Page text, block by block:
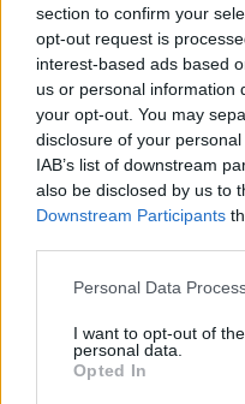
section to confirm your
opt-out request is
interest-based ads based
us or personal information
your opt-out. You may
disclosure of your
IAB’s list of downstream
also be disclosed by us to
Downstream Participants
Personal Data
I want to opt-out of
personal data.
Opted In
Minősítés
Hogyan